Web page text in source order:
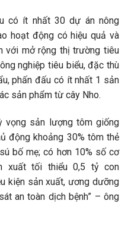
có ít nhất 30 dự án nông
hoạt động có hiệu quả và
với mở rộng thị trường tiêu
nghiệp tiêu biểu, đặc thù
phấn đấu có ít nhất 1 sản
sản phẩm từ cây Nho.
vọng sản lượng tôm giống
động khoảng 30% tôm thẻ
bố mẹ; có hơn 10% số cơ
xuất tối thiểu 0,5 tỷ con
kiện sản xuất, ương dưỡng
an toàn dịch bệnh” – ông